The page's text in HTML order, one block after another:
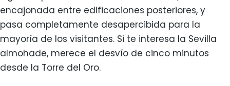
encajonada entre edificaciones posteriores, y
pasa completamente desapercibida para la
mayoría de los visitantes. Si te interesa la Sevilla
almohade, merece el desvío de cinco minutos
desde la Torre del Oro.